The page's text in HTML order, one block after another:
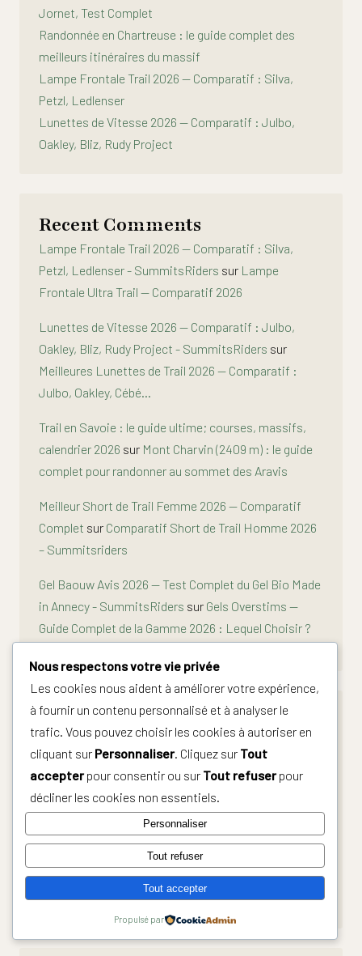
Jornet, Test Complet
Randonnée en Chartreuse : le guide complet des
meilleurs itinéraires du massif
Lampe Frontale Trail 2026 — Comparatif : Silva,
Petzl, Ledlenser
Lunettes de Vitesse 2026 — Comparatif : Julbo,
Oakley, Bliz, Rudy Project
Recent Comments
Lampe Frontale Trail 2026 — Comparatif : Silva,
Petzl, Ledlenser - SummitsRiders sur Lampe
Frontale Ultra Trail — Comparatif 2026
Lunettes de Vitesse 2026 — Comparatif : Julbo,
Oakley, Bliz, Rudy Project - SummitsRiders sur
Meilleures Lunettes de Trail 2026 — Comparatif :
Julbo, Oakley, Cébé…
Trail en Savoie : le guide ultime; courses, massifs,
calendrier 2026 sur Mont Charvin (2409 m) : le guide
complet pour randonner au sommet des Aravis
Meilleur Short de Trail Femme 2026 — Comparatif
Complet sur Comparatif Short de Trail Homme 2026
– Summitsriders
Gel Baouw Avis 2026 — Test Complet du Gel Bio Made
in Annecy - SummitsRiders sur Gels Overstims —
Guide Complet de la Gamme 2026 : Lequel Choisir ?
Archives
mai 2026
avril 2026
février 2026
janvier 2026
Nous respectons votre vie privée
Les cookies nous aident à améliorer votre expérience,
à fournir un contenu personnalisé et à analyser le
trafic. Vous pouvez choisir les cookies à autoriser en
cliquant sur Personnaliser. Cliquez sur Tout
accepterpour consentir ou sur Tout refuserpour
décliner les cookies non essentiels.
Personnaliser
Tout refuser
Tout accepter
Propulsé par